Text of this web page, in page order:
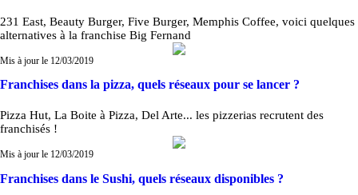
231 East, Beauty Burger, Five Burger, Memphis Coffee, voici quelques
alternatives à la franchise Big Fernand
Mis à jour le 12/03/2019
Franchises dans la pizza, quels réseaux pour se lancer ?
Pizza Hut, La Boite à Pizza, Del Arte... les pizzerias recrutent des
franchisés !
Mis à jour le 12/03/2019
Franchises dans le Sushi, quels réseaux disponibles ?